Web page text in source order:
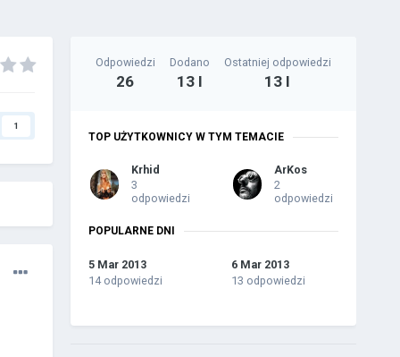
1
Odpowiedzi
26
Dodano
13 l
Ostatniej odpowiedzi
13 l
TOP UŻYTKOWNICY W TYM TEMACIE
Krhid
3
odpowiedzi
ArKos
2
odpowiedzi
POPULARNE DNI
5 Mar 2013
14 odpowiedzi
6 Mar 2013
13 odpowiedzi